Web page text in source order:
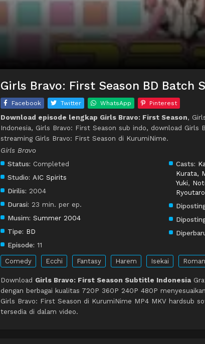
Girls Bravo: First Season BD Batch
Facebook Twitter WhatsApp Pinterest
Download episode lengkap Girls Bravo: First Season,
Indonesia, Girls Bravo: First Season sub indo, download Girls
streaming Girls Bravo: First Season di KurumiNime.
Girls Bravo
Status: Completed
Studio: AIC Spirits
Dirilis: 2004
Durasi: 23 min. per ep.
Musim: Summer 2004
Tipe: BD
Episode: 11
Casts:
Kurata,
Yuki,
Comedy Ecchi Fantasy Harem Isekai
Download Girls Bravo: First Season Subtitle Indonesia
dengan berbagai kualitas 720P 360P 240P 480P
Girls Bravo: First Season di KurumiNime MP4 MKV hardsub
tersedia di dalam video.